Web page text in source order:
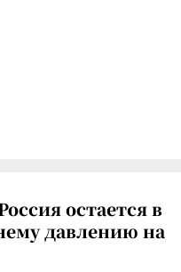
остается в
давлению на